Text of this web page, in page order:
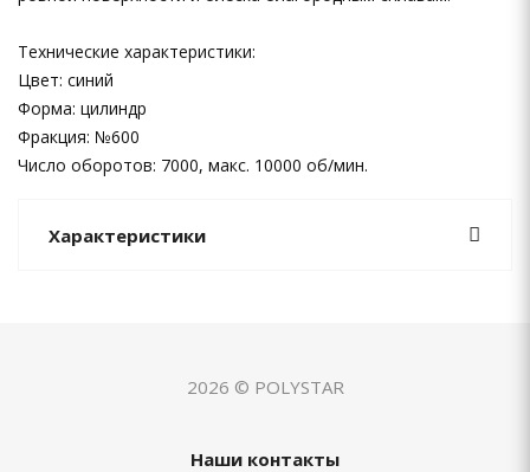
Технические характеристики:
Цвет: синий
Форма: цилиндр
Фракция: №600
Число оборотов: 7000, макс. 10000 об/мин.
Характеристики
2026 © POLYSTAR
Наши контакты